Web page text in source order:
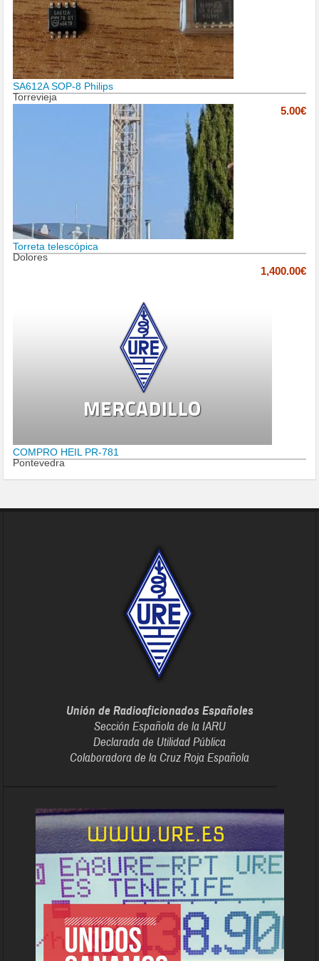
SA612A SOP-8 Philips
Torrevieja
5.00€
Torreta telescópica
Dolores
1,400.00€
COMPRO HEIL PR-781
Pontevedra
Unión de Radioaficionados Españoles
Sección Española de la IARU
Declarada de Utilidad Pública
Colaboradora de la Cruz Roja Española